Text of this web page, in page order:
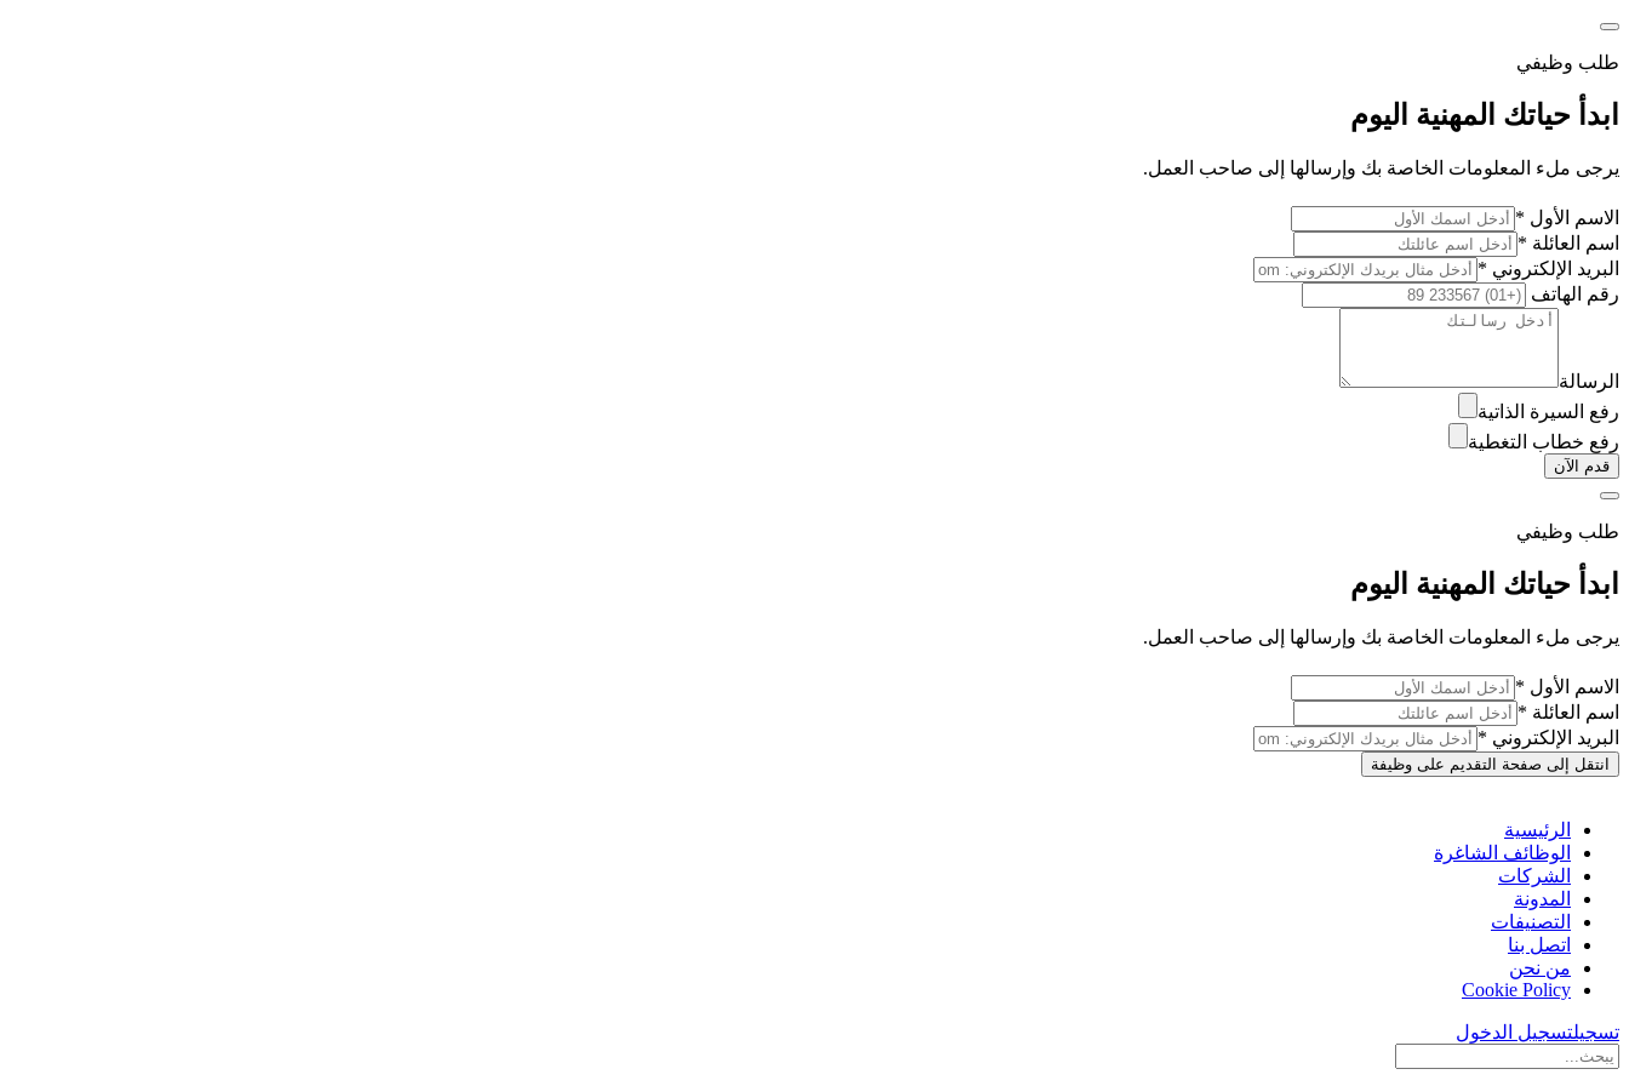
طلب وظيفي
ابدأ حياتك المهنية اليوم
يرجى ملء المعلومات الخاصة بك وإرسالها إلى صاحب العمل.
الاسم الأول *
اسم العائلة *
البريد الإلكتروني *
رقم الهاتف
الرسالة
رفع السيرة الذاتية
رفع خطاب التغطية
قدم الآن
طلب وظيفي
ابدأ حياتك المهنية اليوم
يرجى ملء المعلومات الخاصة بك وإرسالها إلى صاحب العمل.
الاسم الأول *
اسم العائلة *
البريد الإلكتروني *
انتقل إلى صفحة التقديم على وظيفة
الرئيسية
الوظائف الشاغرة
الشركات
المدونة
التصنيفات
اتصل بنا
من نحن
Cookie Policy
تسجيلتسجيل الدخول